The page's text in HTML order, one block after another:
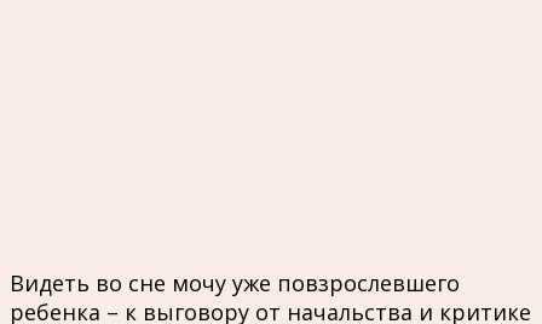
Видеть во сне мочу уже повзрослевшего
ребенка – к выговору от начальства и критике